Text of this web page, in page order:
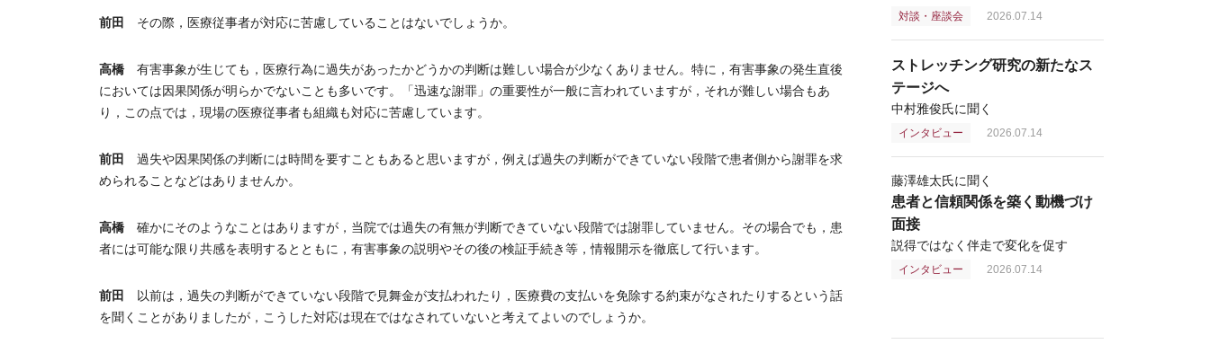
前田 その際，医療従事者が対応に苦慮していることはないでしょうか。
高橋 有害事象が生じても，医療行為に過失があったかどうかの判断は難しい場合が少なくありません。特に，有害事象の発生直後
においては因果関係が明らかでないことも多いです。「迅速な謝罪」の重要性が一般に言われていますが，それが難しい場合もあ
り，この点では，現場の医療従事者も組織も対応に苦慮しています。
前田 過失や因果関係の判断には時間を要すこともあると思いますが，例えば過失の判断ができていない段階で患者側から謝罪を求
められることなどはありませんか。
高橋 確かにそのようなことはありますが，当院では過失の有無が判断できていない段階では謝罪していません。その場合でも，患
者には可能な限り共感を表明するとともに，有害事象の説明やその後の検証手続き等，情報開示を徹底して行います。
前田 以前は，過失の判断ができていない段階で見舞金が支払われたり，医療費の支払いを免除する約束がなされたりするという話
を聞くことがありましたが，こうした対応は現在ではなされていないと考えてよいのでしょうか。
対談・座談会 2026.07.14
ストレッチング研究の新たなス
テージへ
中村雅俊氏に聞く
インタビュー 2026.07.14
藤澤雄太氏に聞く
患者と信頼関係を築く動機づけ
面接
説得ではなく伴走で変化を促す
インタビュー 2026.07.14